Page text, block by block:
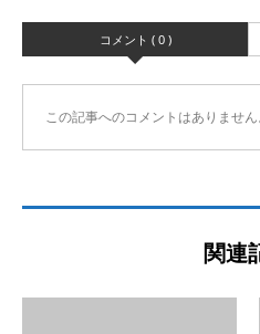
コメント ( 0 )
この記事へのコメントはありません
関連